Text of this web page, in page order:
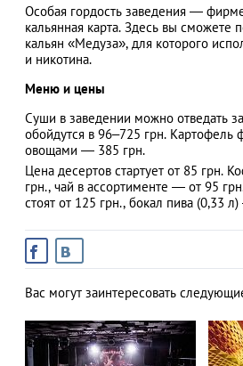
Особая гордость заведения —
кальянная карта. Здесь вы сможете
кальян «Медуза», для которого
и никотина.
Меню и цены
Суши в заведении можно отведать
обойдутся в 96–725 грн. Картофель
овощами — 385 грн.
Цена десертов стартует от 85 грн.
грн., чай в ассортименте ― от 95
стоят от 125 грн., бокал пива (0,33
Вас могут заинтересовать